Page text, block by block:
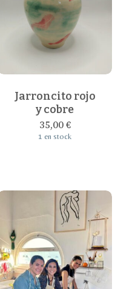
Jarroncito rojo
y cobre
35,00€
1 en stock